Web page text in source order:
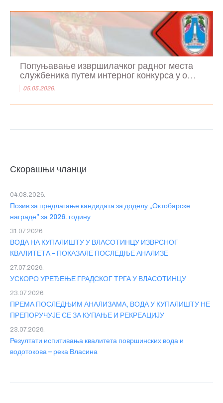
Попуњавање извршилачког радног места
службеника путем интерног конкурса у о...
05.05.2026.
Скорашњи чланци
Позив за предлагање кандидата за доделу „Октобарске
награде” за 2026. годину
04.08.2026.
ВОДА НА КУПАЛИШТУ У ВЛАСОТИНЦУ ИЗВРСНОГ
КВАЛИТЕТА – ПОКАЗАЛЕ ПОСЛЕДЊЕ АНАЛИЗЕ
31.07.2026.
УСКОРО УРЕЂЕЊЕ ГРАДСКОГ ТРГА У ВЛАСОТИНЦУ
27.07.2026.
ПРЕМА ПОСЛЕДЊИМ АНАЛИЗАМА, ВОДА У КУПАЛИШТУ НЕ
ПРЕПОРУЧУЈЕ СЕ ЗА КУПАЊЕ И РЕКРЕАЦИЈУ
23.07.2026.
Резултати испитивања квалитета површинских вода и
водотокова – река Власина
23.07.2026.